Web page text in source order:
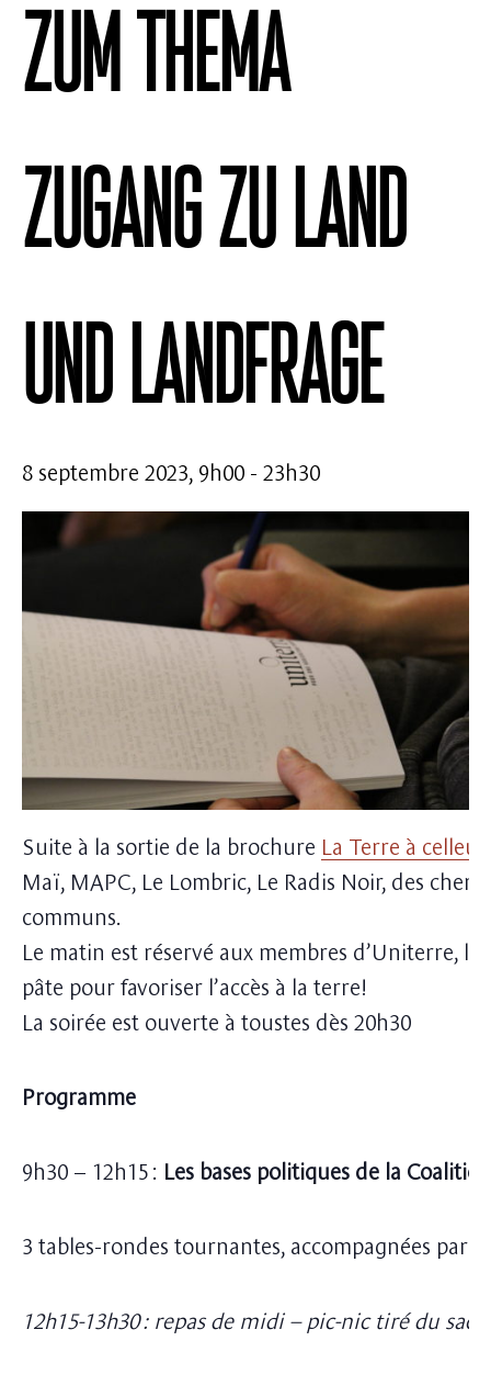
zum Thema
Zugang zu Land
und Landfrage
8 septembre 2023, 9h00 - 23h30
Suite à la sortie de la brochure La Terre à
Maï, MAPC, Le Lombric, Le Radis Noir, des
communs.
Le matin est réservé aux membres d’Uniterre,
pâte pour favoriser l’accès à la terre!
La soirée est ouverte à toustes dès 20h30
Programme
9h30 – 12h15 : Les bases politiques de la
3 tables-rondes tournantes, accompagnées par
12h15-13h30 : repas de midi – pic-nic tiré du sac